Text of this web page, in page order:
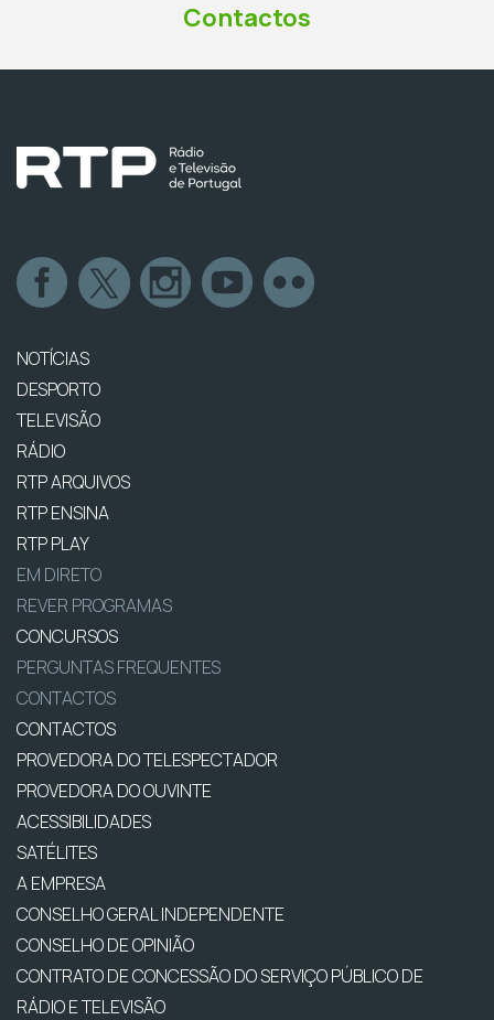
Contactos
NOTÍCIAS
DESPORTO
TELEVISÃO
RÁDIO
RTP ARQUIVOS
RTP ENSINA
RTP PLAY
EM DIRETO
REVER PROGRAMAS
CONCURSOS
PERGUNTAS FREQUENTES
CONTACTOS
CONTACTOS
PROVEDORA DO TELESPECTADOR
PROVEDORA DO OUVINTE
ACESSIBILIDADES
SATÉLITES
A EMPRESA
CONSELHO GERAL INDEPENDENTE
CONSELHO DE OPINIÃO
CONTRATO DE CONCESSÃO DO SERVIÇO PÚBLICO DE
RÁDIO E TELEVISÃO